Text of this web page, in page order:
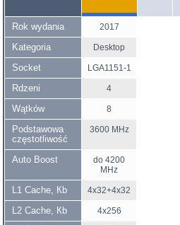
Rok wydania 2017
Kategoria Desktop
Socket LGA1151-1
Rdzeni 4
Wątków 8
Podstawowa
częstotliwość
3600 MHz
Auto Boost
do 4200
MHz
L1 Cache, Кb 4x32+4x32
L2 Cache, Кb 4x256